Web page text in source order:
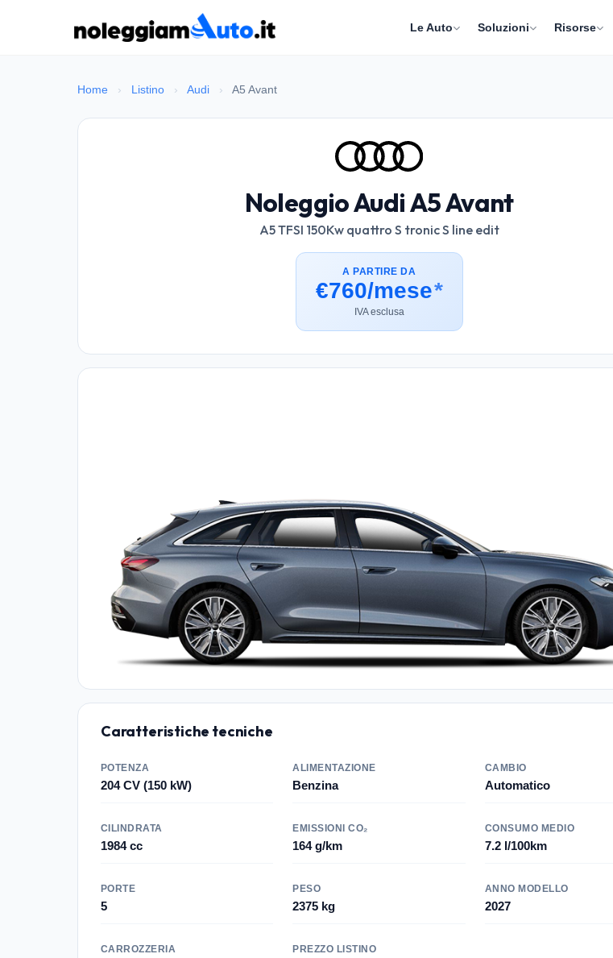
Le Auto Soluzioni Risorse
Home › Listino › Audi › A5 Avant
Noleggio Audi A5 Avant
A5 TFSI 150Kw quattro S tronic S line edit
A PARTIRE DA
€760/mese*
IVA esclusa
Caratteristiche tecniche
POTENZA
204 CV (150 kW)
ALIMENTAZIONE
Benzina
CAMBIO
Automatico
CILINDRATA
1984 cc
EMISSIONI CO₂
164 g/km
CONSUMO MEDIO
7.2 l/100km
PORTE
5
PESO
2375 kg
ANNO MODELLO
2027
CARROZZERIA PREZZO LISTINO